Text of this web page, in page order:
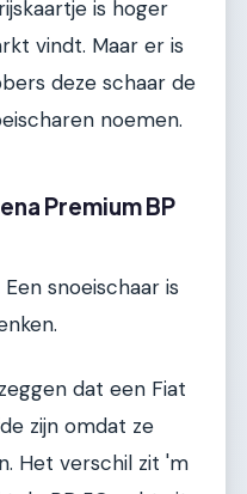
is hoger
vindt. Maar er is
deze schaar de
noemen.
Premium BP
snoeischaar is
dat een Fiat
zijn omdat ze
Het verschil zit 'm